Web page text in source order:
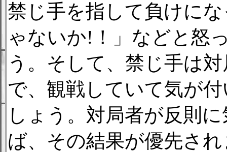
禁じ手を指して負けに
ゃないか!！」などと怒
う。そして、禁じ手は
で、観戦していて気が
しょう。対局者が反則
ば、その結果が優先さ